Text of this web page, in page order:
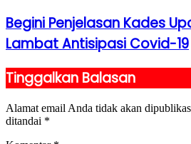
Begini Penjelasan Kades
Lambat Antisipasi Covid-19
Tinggalkan Balasan
Alamat email Anda tidak akan
ditandai *